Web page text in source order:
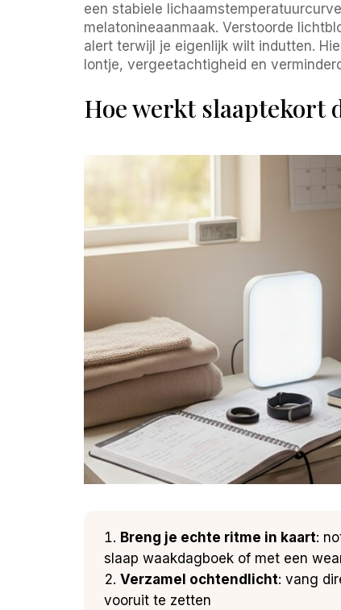
een stabiele
melatonineaanmaak. Verstoorde
alert terwijl je eigenlijk wilt indutten.
lontje, vergeetachtigheid en
Hoe werkt slaaptekort
Breng je echte ritme in kaart:
slaap waakdagboek of met een
Verzamel ochtendlicht: vang
vooruit te zetten